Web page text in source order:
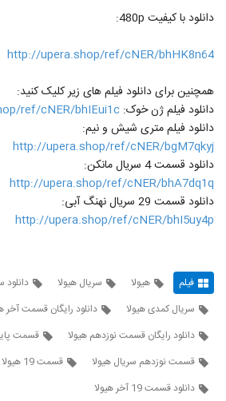
دانلود با کیفیت 480p:
http://upera.shop/ref/cNER/bhHK8n64
همچنین برای دانلود فیلم های زیر کلیک کنید:
دانلود فیلم ژن خوک: ref/cNER/bhIEui1c
دانلود فیلم متری شیش و نیم:
http://upera.shop/ref/cNER/bgM7qkyj
دانلود قسمت 4 سریال مانکن:
http://upera.shop/ref/cNER/bhA7dq1q
دانلود قسمت 29 سریال نهنگ آبی:
http://upera.shop/ref/cNER/bhI5uy4p
فیلم هیولا سریال هیولا
دانلود
سریال کمدی هیولا
دانلود رایگان قسمت آخر
دانلود رایگان قسمت نوزدهم هیولا
قسمت
قسمت نوزدهم سریال هیولا
قسمت 19 هیولا
دانلود قسمت 19 آخر هیولا